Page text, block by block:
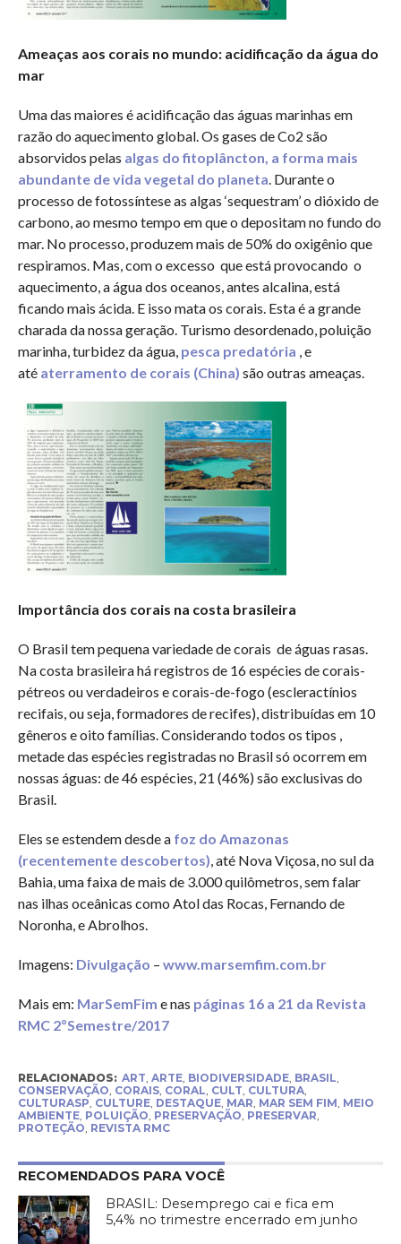
Ameaças aos corais no mundo: acidificação da água do
mar
Uma das maiores é acidificação das águas marinhas em
razão do aquecimento global. Os gases de Co2 são
absorvidos pelas algas do fitoplâncton, a forma mais
abundante de vida vegetal do planeta . Durante o
processo de fotossíntese as algas ‘sequestram’ o dióxido de
carbono, ao mesmo tempo em que o depositam no fundo do
mar. No processo, produzem mais de 50% do oxigênio que
respiramos. Mas, com o excesso que está provocando o
aquecimento, a água dos oceanos, antes alcalina, está
ficando mais ácida. E isso mata os corais. Esta é a grande
charada da nossa geração. Turismo desordenado, poluição
marinha, turbidez da água, pesca predatória , e
até aterramento de corais (China) são outras ameaças.
Importância dos corais na costa brasileira
O Brasil tem pequena variedade de corais de águas rasas.
Na costa brasileira há registros de 16 espécies de corais-
pétreos ou verdadeiros e corais-de-fogo (escleractínios
recifais, ou seja, formadores de recifes), distribuídas em 10
gêneros e oito famílias. Considerando todos os tipos ,
metade das espécies registradas no Brasil só ocorrem em
nossas águas: de 46 espécies, 21 (46%) são exclusivas do
Brasil.
Eles se estendem desde a foz do Amazonas
(recentemente descobertos) , até Nova Viçosa, no sul da
Bahia, uma faixa de mais de 3.000 quilômetros, sem falar
nas ilhas oceânicas como Atol das Rocas, Fernando de
Noronha, e Abrolhos.
Imagens: Divulgação – www.marsemfim.com.br
Mais em: MarSemFim e nas páginas 16 a 21 da Revista
RMC 2ºSemestre/2017
RELACIONADOS: ART ARTE, BIODIVERSIDADE, BRASIL
CONSERVAÇÃO CORAIS, CORAL CULT CULTURA,
CULTURASP CULTURE, DESTAQUE, MAR MAR SEM FIM MEIO
AMBIENTE, POLUIÇÃO PRESERVAÇÃO PRESERVAR
PROTEÇÃO REVISTA RMC
RECOMENDADOS PARA VOCÊ
BRASIL: Desemprego cai e fica em
5,4% no trimestre encerrado em junho